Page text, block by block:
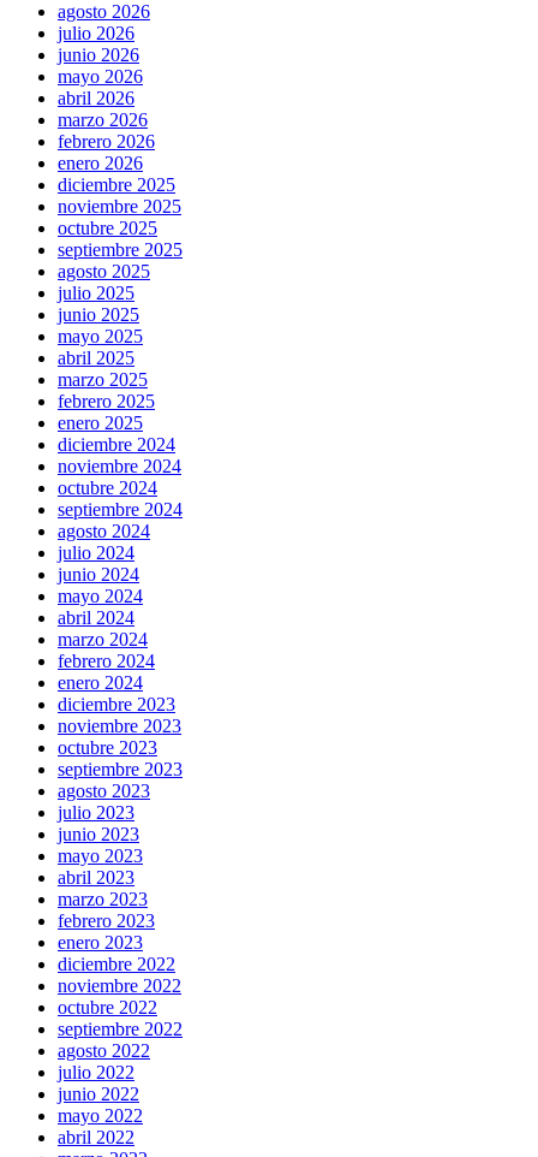
agosto 2026
julio 2026
junio 2026
mayo 2026
abril 2026
marzo 2026
febrero 2026
enero 2026
diciembre 2025
noviembre 2025
octubre 2025
septiembre 2025
agosto 2025
julio 2025
junio 2025
mayo 2025
abril 2025
marzo 2025
febrero 2025
enero 2025
diciembre 2024
noviembre 2024
octubre 2024
septiembre 2024
agosto 2024
julio 2024
junio 2024
mayo 2024
abril 2024
marzo 2024
febrero 2024
enero 2024
diciembre 2023
noviembre 2023
octubre 2023
septiembre 2023
agosto 2023
julio 2023
junio 2023
mayo 2023
abril 2023
marzo 2023
febrero 2023
enero 2023
diciembre 2022
noviembre 2022
octubre 2022
septiembre 2022
agosto 2022
julio 2022
junio 2022
mayo 2022
abril 2022